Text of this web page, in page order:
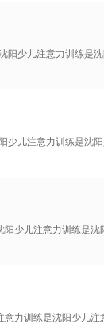
少儿注意力训练是
儿注意力训练是沈
少儿注意力训练是
力训练是沈阳少儿